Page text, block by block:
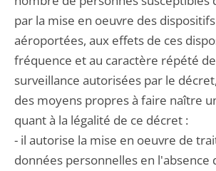
par la mise en oeuvre des
aéroportées, aux effets de ces
fréquence et au caractère répété
surveillance autorisées par le
des moyens propres à faire naître
quant à la légalité de ce décret :
- il autorise la mise en oeuvre de
données personnelles en l'absence